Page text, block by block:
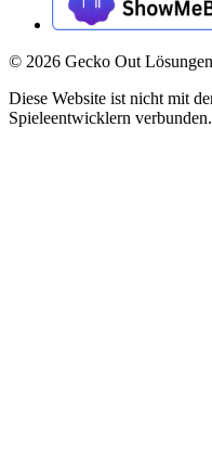
© 2026 Gecko Out
Diese Website ist nicht mit
Spieleentwicklern verbunden.